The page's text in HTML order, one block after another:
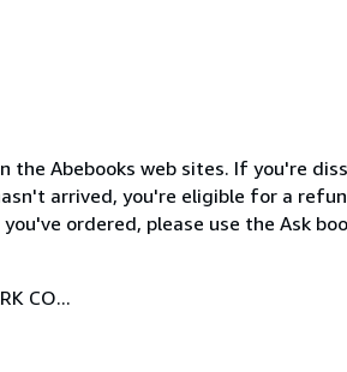
Abebooks web sites. If you're
arrived, you're eligible for a
ordered, please use the Ask
CO...